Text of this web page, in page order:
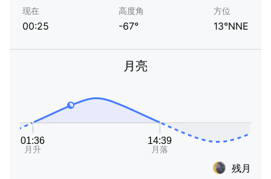
现在
00:25
高度角
-67°
方位
13°NNE
月亮
残月